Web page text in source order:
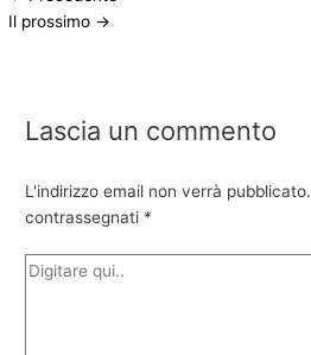
Il prossimo →
Lascia un commento
L'indirizzo email non verrà pubblicato.
contrassegnati *